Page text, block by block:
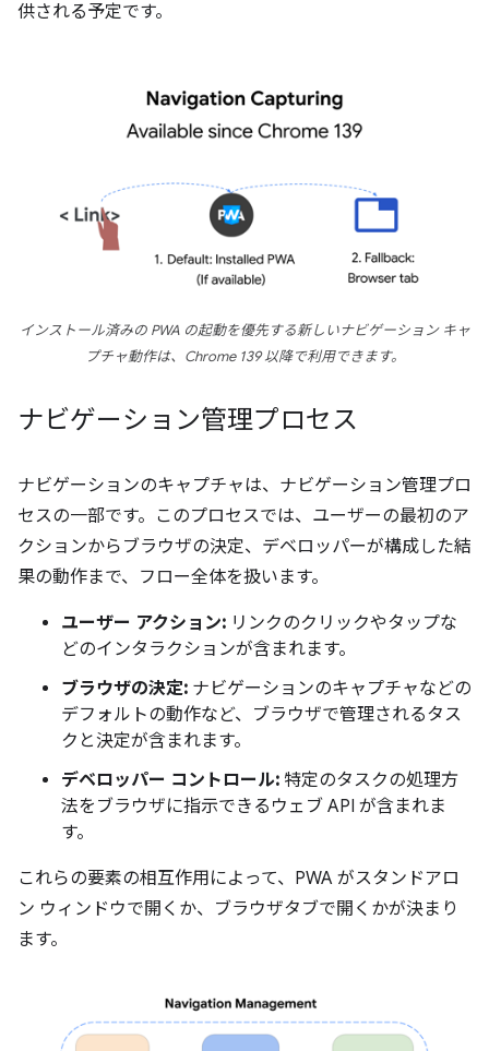
供される予定です。
インストール済みの PWA の起動を優先する新しいナビゲーション キャ
プチャ動作は、Chrome 139 以降で利用できます。
ナビゲーション管理プロセス
ナビゲーションのキャプチャは、ナビゲーション管理プロ
セスの一部です。このプロセスでは、ユーザーの最初のア
クションからブラウザの決定、デベロッパーが構成した結
果の動作まで、フロー全体を扱います。
ユーザー アクション: リンクのクリックやタップな
どのインタラクションが含まれます。
ブラウザの決定: ナビゲーションのキャプチャなどの
デフォルトの動作など、ブラウザで管理されるタス
クと決定が含まれます。
デベロッパー コントロール: 特定のタスクの処理方
法をブラウザに指示できるウェブ API が含まれま
す。
これらの要素の相互作用によって、PWA がスタンドアロ
ン ウィンドウで開くか、ブラウザタブで開くかが決まり
ます。